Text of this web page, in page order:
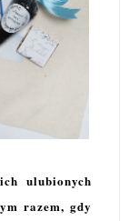
ulubionych
razem, gdy